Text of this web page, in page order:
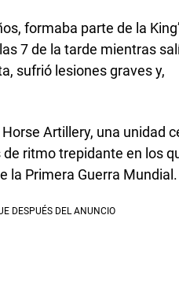
formaba parte de la
7 de la tarde mientras
sufrió lesiones graves y,
Artillery, una unidad
ritmo trepidante en los
la Primera Guerra Mundial.